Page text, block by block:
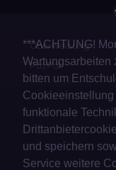
Überweisung
PayPal
***ACHTUNG!
Wartungsarbeiten
bitten um
funktionale
und speichern
Service weitere